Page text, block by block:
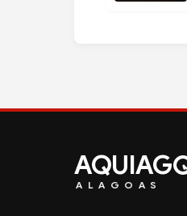
AQUIAG
ALAGOAS